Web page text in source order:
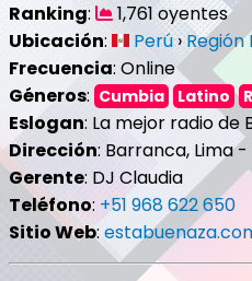
Ranking:
1,761 oyentes
Ubicación: Perú› Región
Frecuencia: Online
Géneros: Cumbia Latino
Eslogan: La mejor radio de
Dirección: Barranca, Lima -
Gerente: DJ Claudia
Teléfono:+51 968 622 650
Sitio Web: